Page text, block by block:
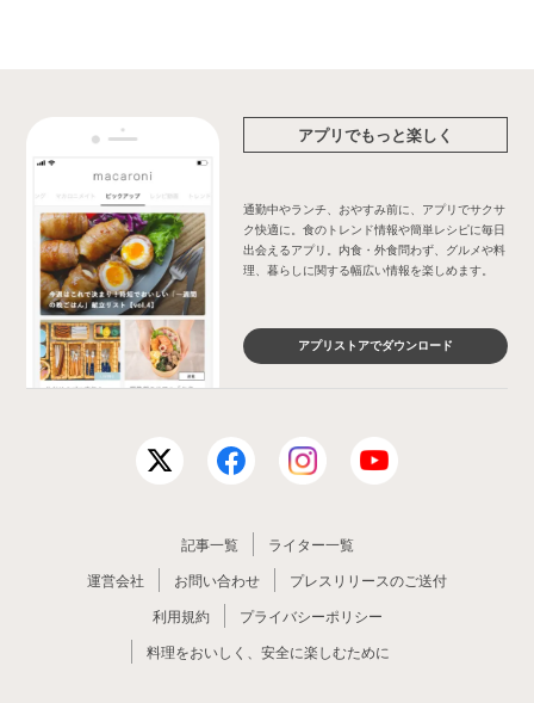
アプリでもっと楽しく
通勤中やランチ、おやすみ前に、アプリでサクサ
ク快適に。食のトレンド情報や簡単レシピに毎日
出会えるアプリ。内食・外食問わず、グルメや料
理、暮らしに関する幅広い情報を楽しめます。
アプリストアでダウンロード
記事一覧
ライター一覧
運営会社
お問い合わせ
プレスリリースのご送付
利用規約
プライバシーポリシー
料理をおいしく、安全に楽しむために